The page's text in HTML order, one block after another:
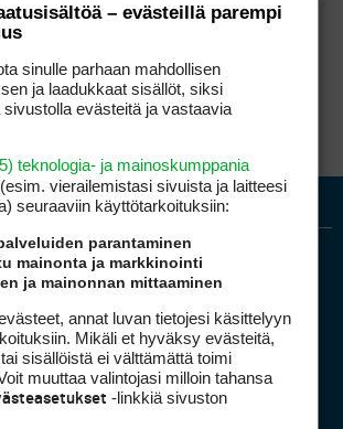
Golfpiste mediakortti
– evästeillä parempi
sinulle parhaan mahdollisen
ja laadukkaat sisällöt, siksi
evästeitä ja vastaavia
teknologia- ja mainoskumppania
vierailemis­tasi sivuista ja laitteesi
seuraaviin käyttötarkoituksiin:
parantaminen
mainonta ja markkinointi
ja mainonnan mittaaminen
annat luvan tietojesi käsittelyyn
Mikäli et hyväksy evästeitä,
sisällöistä ei välttämättä toimi
muuttaa valintojasi milloin tahansa
-linkkiä sivuston